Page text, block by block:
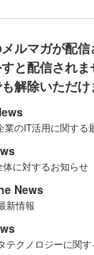
ルマガが配
と配信されま
解除いただけ
業のIT活用に関する
に対するお知らせ
News
新情報
テクノロジーに関